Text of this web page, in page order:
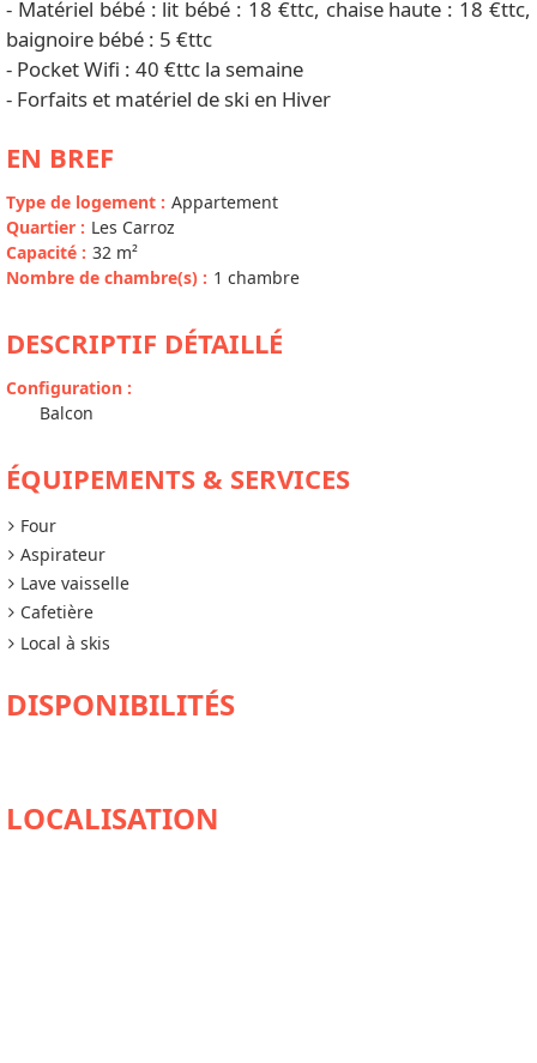
- Matériel bébé : lit bébé : 18 €ttc, chaise haute : 18 €ttc,
baignoire bébé : 5 €ttc
- Pocket Wifi : 40 €ttc la semaine
- Forfaits et matériel de ski en Hiver
EN BREF
Type de logement : Appartement
Quartier : Les Carroz
Capacité : 32 m²
Nombre de chambre(s) : 1 chambre
DESCRIPTIF DÉTAILLÉ
Configuration :
Balcon
ÉQUIPEMENTS & SERVICES
Four
Aspirateur
Lave vaisselle
Cafetière
Local à skis
DISPONIBILITÉS